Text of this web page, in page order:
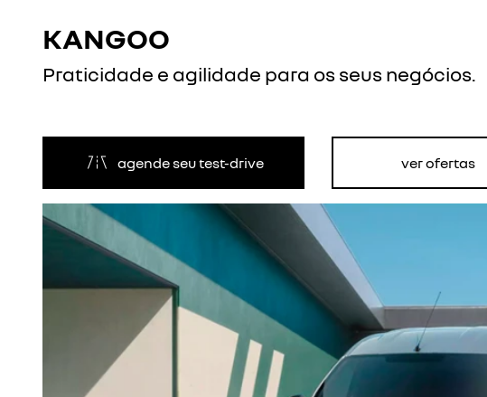
KANGOO
Praticidade e agilidade para os seus negócios.
agende seu test-drive ver ofertas